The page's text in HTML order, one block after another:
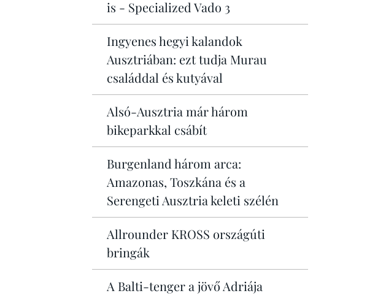
is - Specialized Vado 3
Ingyenes hegyi kalandok
Ausztriában: ezt tudja Murau
családdal és kutyával
Alsó-Ausztria már három
bikeparkkal csábít
Burgenland három arca:
Amazonas, Toszkána és a
Serengeti Ausztria keleti szélén
Allrounder KROSS országúti
bringák
A Balti-tenger a jövő Adriája